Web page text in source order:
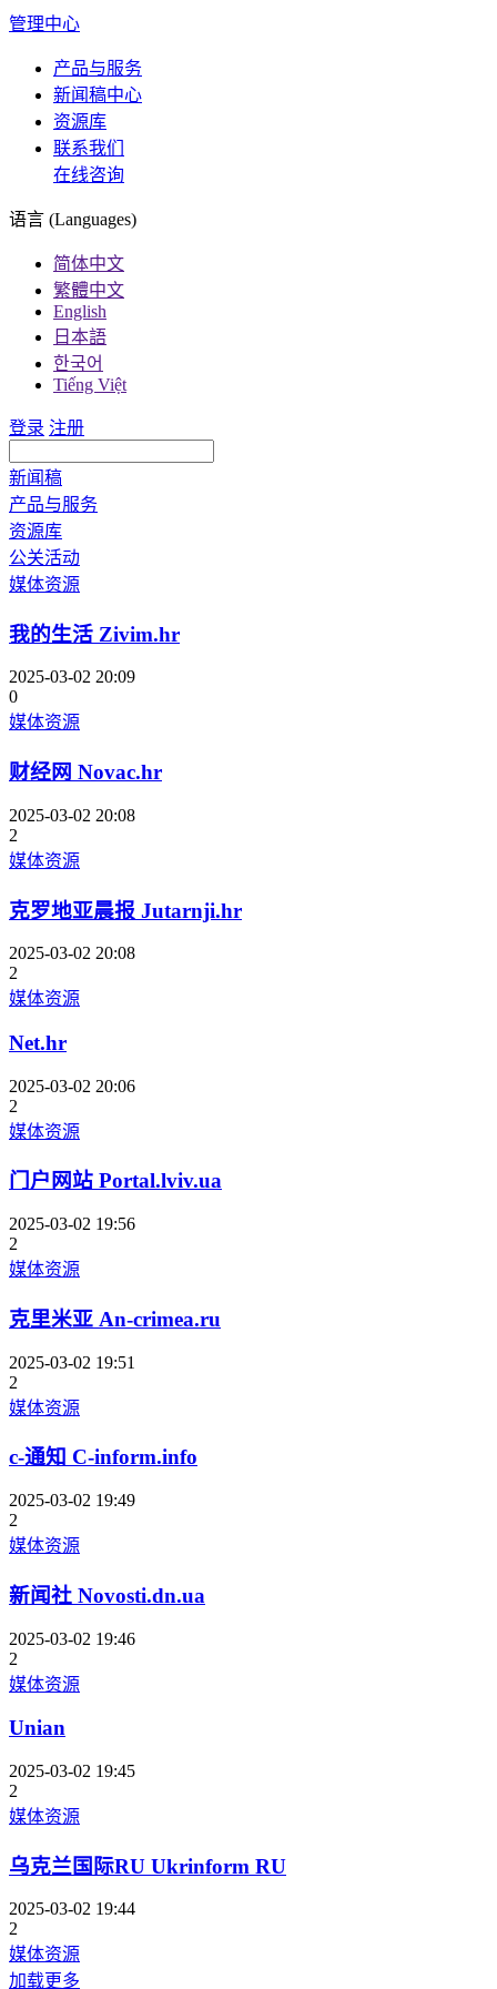
管理中心
产品与服务
新闻稿中心
资源库
联系我们
在线咨询
语言 (Languages)
简体中文
繁體中文
English
日本語
한국어
Tiếng Việt
登录 注册
新闻稿
产品与服务
资源库
公关活动
媒体资源
我的生活 Zivim.hr
2025-03-02 20:09
0
媒体资源
财经网 Novac.hr
2025-03-02 20:08
2
媒体资源
克罗地亚晨报 Jutarnji.hr
2025-03-02 20:08
2
媒体资源
Net.hr
2025-03-02 20:06
2
媒体资源
门户网站 Portal.lviv.ua
2025-03-02 19:56
2
媒体资源
克里米亚 An-crimea.ru
2025-03-02 19:51
2
媒体资源
c-通知 C-inform.info
2025-03-02 19:49
2
媒体资源
新闻社 Novosti.dn.ua
2025-03-02 19:46
2
媒体资源
Unian
2025-03-02 19:45
2
媒体资源
乌克兰国际RU Ukrinform RU
2025-03-02 19:44
2
媒体资源
加载更多